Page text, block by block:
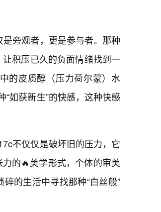
旁观者，更是参与者。那种
积压已久的负面情绪找到一
的皮质醇（压力荷尔蒙）水
如获新生”的快感，这种快感
不仅仅是破坏旧的压力，它
的🔥美学形式，个体的审美
的生活中寻找那种“白丝般”